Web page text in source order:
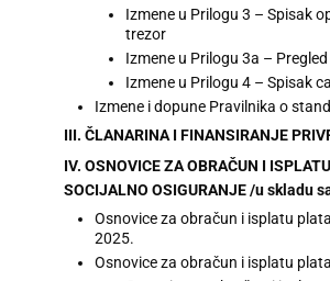
Izmene u Prilogu 3 – Spisak
trezor
Izmene u Prilogu 3a –
Izmene u Prilogu 4 – Spisak
Izmene i dopune Pravilnika o
III. ČLANARINA I FINANSIRANJE
IV. OSNOVICE ZA OBRAČUN I
SOCIJALNO OSIGURANJE /u skladu
Osnovice za obračun i isplatu
2025.
Osnovice za obračun i isplatu